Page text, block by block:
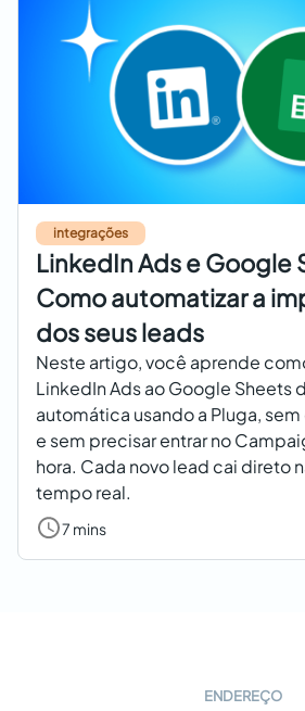
integrações
LinkedIn Ads e Google
Como automatizar a
dos seus leads
Neste artigo, você aprende
LinkedIn Ads ao Google Sheets
automática usando a Pluga,
e sem precisar entrar no
hora. Cada novo lead cai direto
tempo real.
7 mins
ENDEREÇO